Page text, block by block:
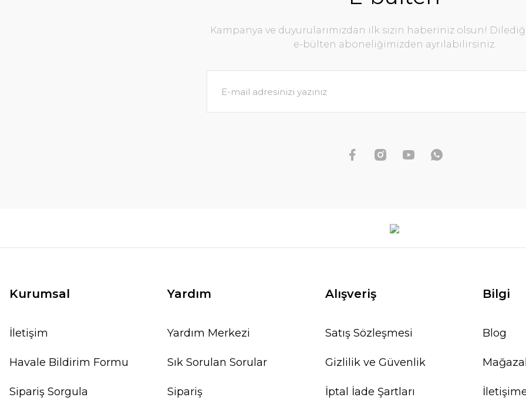
Kampanya ve duyurularımızdan ilk sizin haberiniz olsun!
e-bülten aboneliğimizden ayrılabilirsiniz.
Kurumsal
İletişim
Havale Bildirim Formu
Sipariş Sorgula
Yardım
Yardım Merkezi
Sık Sorulan Sorular
Sipariş
Alışveriş
Satış Sözleşmesi
Gizlilik ve Güvenlik
İptal İade Şartları
Bilgi
Blog